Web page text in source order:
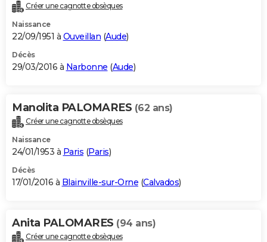
Créer une cagnotte obsèques
Naissance
22/09/1951 à Ouveillan (Aude)
Décès
29/03/2016 à Narbonne (Aude)
Manolita PALOMARES (62 ans)
Créer une cagnotte obsèques
Naissance
24/01/1953 à Paris (Paris)
Décès
17/01/2016 à Blainville-sur-Orne (Calvados)
Anita PALOMARES (94 ans)
Créer une cagnotte obsèques